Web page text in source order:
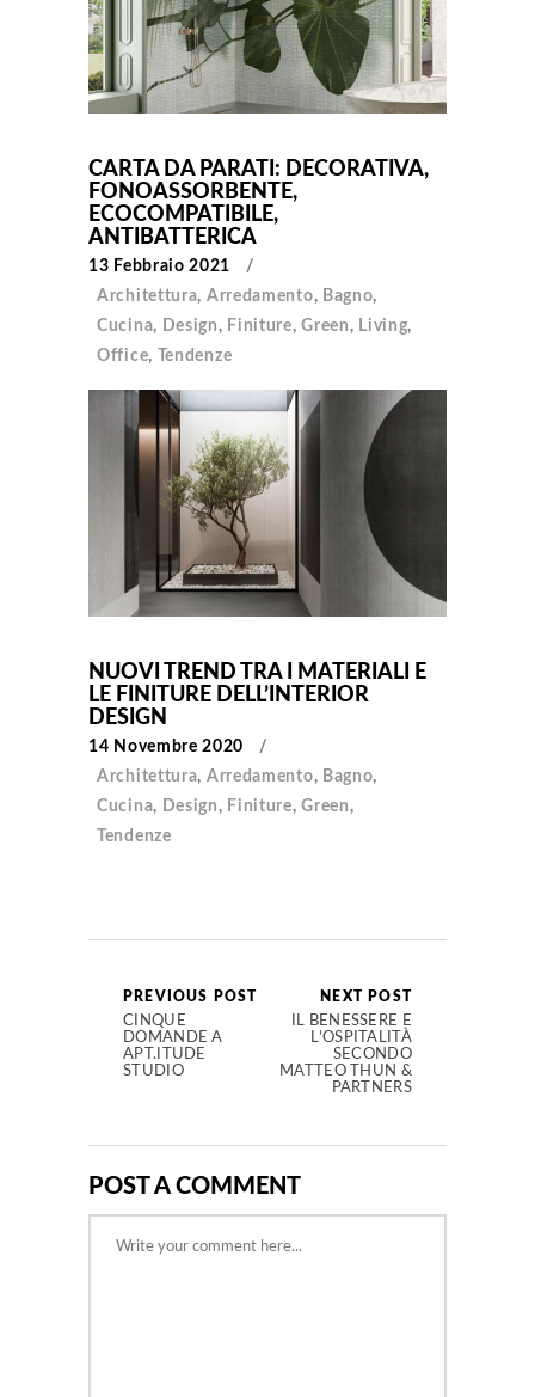
CARTA DA PARATI: DECORATIVA,
FONOASSORBENTE,
ECOCOMPATIBILE,
ANTIBATTERICA
13 Febbraio 2021
Architettura, Arredamento, Bagno,
Cucina, Design, Finiture,Green, Living,
Office, Tendenze
NUOVI TREND TRA I MATERIALI E
LE FINITURE DELL’INTERIOR
DESIGN
14 Novembre 2020
Architettura, Arredamento, Bagno,
Cucina, Design, Finiture,Green,
Tendenze
PREVIOUS POST
CINQUE
DOMANDE A
APT.ITUDE
STUDIO
NEXT POST
IL BENESSERE E
L’OSPITALITÀ
SECONDO
MATTEO THUN &
PARTNERS
POST A COMMENT